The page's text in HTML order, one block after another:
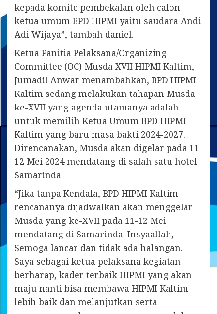
kepada komite pembekalan oleh calon
ketua umum BPD HIPMI yaitu saudara Andi
Adi Wijaya”, tambah daniel.
Ketua Panitia Pelaksana/Organizing
Committee (OC) Musda XVII HIPMI Kaltim,
Jumadil Anwar menambahkan, BPD HIPMI
Kaltim sedang melakukan tahapan Musda
ke-XVII yang agenda utamanya adalah
untuk memilih Ketua Umum BPD HIPMI
Kaltim yang baru masa bakti 2024-2027.
Direncanakan, Musda akan digelar pada 11-
12 Mei 2024 mendatang di salah satu hotel
Samarinda.
“Jika tanpa Kendala, BPD HIPMI Kaltim
rencananya dijadwalkan akan menggelar
Musda yang ke-XVII pada 11-12 Mei
mendatang di Samarinda. Insyaallah,
Semoga lancar dan tidak ada halangan.
Saya sebagai ketua pelaksana kegiatan
berharap, kader terbaik HIPMI yang akan
maju nanti bisa membawa HIPMI Kaltim
lebih baik dan melanjutkan serta